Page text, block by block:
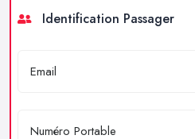
Identification Passager